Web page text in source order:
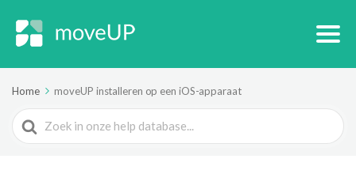
Home moveUP installeren op een iOS-apparaat
Search
For